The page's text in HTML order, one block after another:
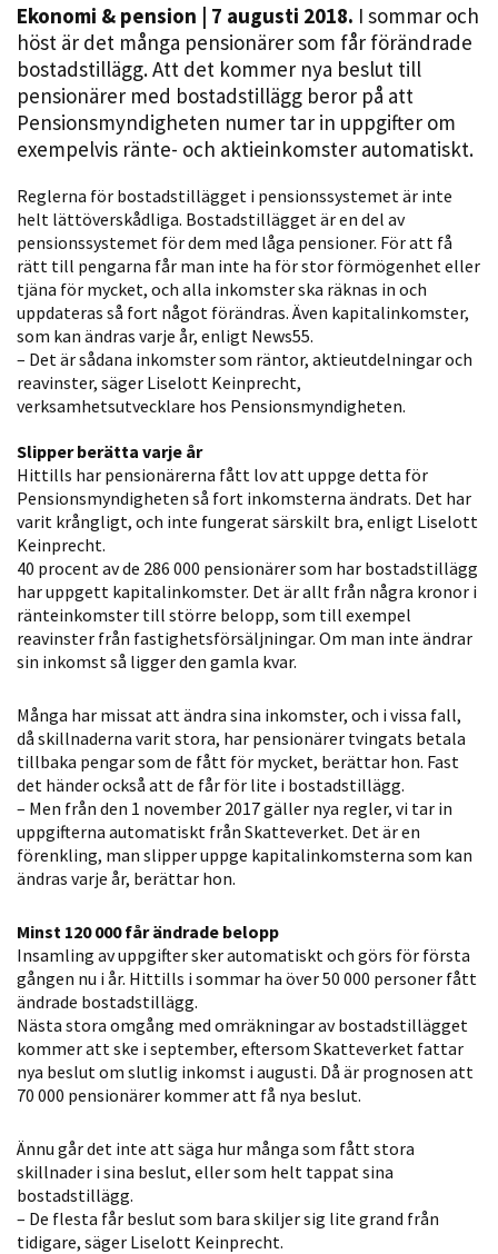
Ekonomi & pension | 7 augusti 2018. I sommar och
höst är det många pensionärer som får förändrade
bostadstillägg. Att det kommer nya beslut till
pensionärer med bostadstillägg beror på att
Pensionsmyndigheten numer tar in uppgifter om
exempelvis ränte- och aktieinkomster automatiskt.
Reglerna för bostadstillägget i pensionssystemet är inte
helt lättöverskådliga. Bostadstillägget är en del av
pensionssystemet för dem med låga pensioner. För att få
rätt till pengarna får man inte ha för stor förmögenhet eller
tjäna för mycket, och alla inkomster ska räknas in och
uppdateras så fort något förändras. Även kapitalinkomster,
som kan ändras varje år, enligt News55.
– Det är sådana inkomster som räntor, aktieutdelningar och
reavinster, säger Liselott Keinprecht,
verksamhetsutvecklare hos Pensionsmyndigheten.
Slipper berätta varje år
Hittills har pensionärerna fått lov att uppge detta för
Pensionsmyndigheten så fort inkomsterna ändrats. Det har
varit krångligt, och inte fungerat särskilt bra, enligt Liselott
Keinprecht.
40 procent av de 286 000 pensionärer som har bostadstillägg
har uppgett kapitalinkomster. Det är allt från några kronor i
ränteinkomster till större belopp, som till exempel
reavinster från fastighetsförsäljningar. Om man inte ändrar
sin inkomst så ligger den gamla kvar.
Många har missat att ändra sina inkomster, och i vissa fall,
då skillnaderna varit stora, har pensionärer tvingats betala
tillbaka pengar som de fått för mycket, berättar hon. Fast
det händer också att de får för lite i bostadstillägg.
– Men från den 1 november 2017 gäller nya regler, vi tar in
uppgifterna automatiskt från Skatteverket. Det är en
förenkling, man slipper uppge kapitalinkomsterna som kan
ändras varje år, berättar hon.
Minst 120 000 får ändrade belopp
Insamling av uppgifter sker automatiskt och görs för första
gången nu i år. Hittills i sommar ha över 50 000 personer fått
ändrade bostadstillägg.
Nästa stora omgång med omräkningar av bostadstillägget
kommer att ske i september, eftersom Skatteverket fattar
nya beslut om slutlig inkomst i augusti. Då är prognosen att
70 000 pensionärer kommer att få nya beslut.
Ännu går det inte att säga hur många som fått stora
skillnader i sina beslut, eller som helt tappat sina
bostadstillägg.
– De flesta får beslut som bara skiljer sig lite grand från
tidigare, säger Liselott Keinprecht.
Nödvändiga
Dessa kakor
går inte att
välja bort. De
behövs för
att hemsidan
över huvud
taget ska
fungera.
Statistik
För att vi ska
förbättra
hemsidans
funktionalitet
och
uppbyggnad,
hur hemsidan
används.
Upplevelse
För att vår
möjligt under
ditt besök.
Om du nekar
de här
kakorna
kommer viss
att försvinna
från